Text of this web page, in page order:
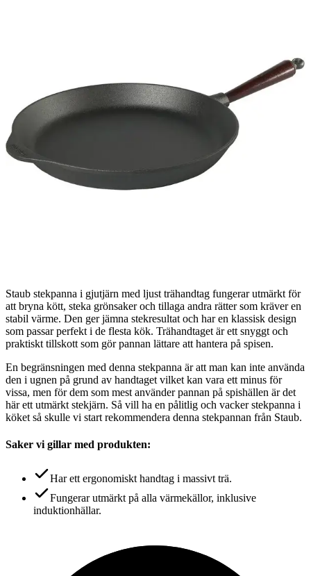
Staub stekpanna i gjutjärn med ljust trähandtag fungerar utmärkt för
att bryna kött, steka grönsaker och tillaga andra rätter som kräver en
stabil värme. Den ger jämna stekresultat och har en klassisk design
som passar perfekt i de flesta kök. Trähandtaget är ett snyggt och
praktiskt tillskott som gör pannan lättare att hantera på spisen.
En begränsningen med denna stekpanna är att man kan inte använda
den i ugnen på grund av handtaget vilket kan vara ett minus för
vissa, men för dem som mest använder pannan på spishällen är det
här ett utmärkt stekjärn. Så vill ha en pålitlig och vacker stekpanna i
köket så skulle vi start rekommendera denna stekpannan från Staub.
Saker vi gillar med produkten:
Har ett ergonomiskt handtag i massivt trä.
Fungerar utmärkt på alla värmekällor, inklusive
induktionhällar.